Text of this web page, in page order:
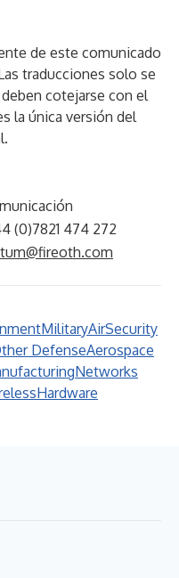
de este comunicado
traducciones solo se
cotejarse con el
la única versión del
(0)7821 474 272
MilitaryAirSecurity
DefenseAerospace
Networks
Hardware